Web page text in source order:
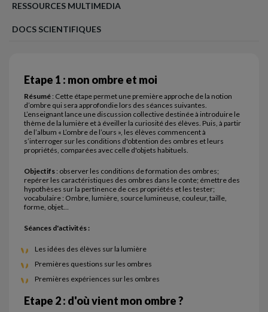
RESSOURCES MULTIMEDIA
DOCS SCIENTIFIQUES
Etape 1 : mon ombre et moi
Résumé : Cette étape permet une première approche de la notion
d’ombre qui sera approfondie lors des séances suivantes.
L’enseignant lance une discussion collective destinée à introduire le
thème de la lumière et à éveiller la curiosité des élèves. Puis, à partir
de l’album « L’ombre de l’ours », les élèves commencent à
s’interroger sur les conditions d'obtention des ombres et leurs
propriétés, comparées avec celle d'objets habituels.
Objectifs : observer les conditions de formation des ombres;
repérer les caractéristiques des ombres dans le conte; émettre des
hypothèses sur la pertinence de ces propriétés et les tester;
vocabulaire : Ombre, lumière, source lumineuse, couleur, taille,
forme, objet…
Séances d'activités :
Les idées des élèves sur la lumière
Premières questions sur les ombres
Premières expériences sur les ombres
Etape 2 : d'où vient mon ombre ?